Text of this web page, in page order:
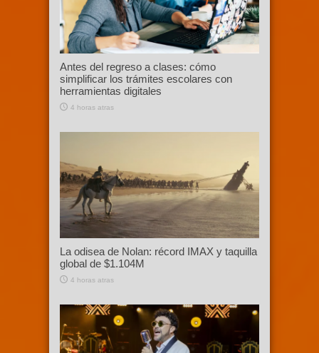
Antes del regreso a clases: cómo
simplificar los trámites escolares con
herramientas digitales
4 horas atras
La odisea de Nolan: récord IMAX y taquilla
global de $1.104M
4 horas atras